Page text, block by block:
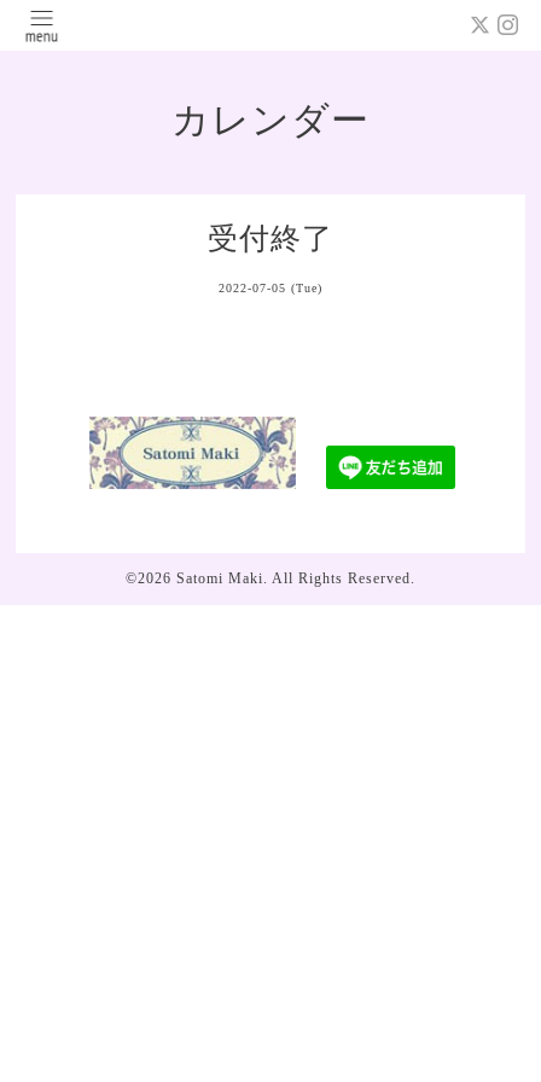
カレンダー
受付終了
2022-07-05 (Tue)
©2026 Satomi Maki. All Rights Reserved.